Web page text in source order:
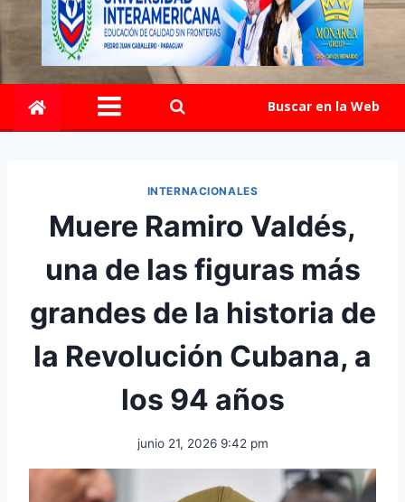
Buscar en la Web
INTERNACIONALES
Muere Ramiro Valdés,
una de las figuras más
grandes de la historia de
la Revolución Cubana, a
los 94 años
junio 21, 2026 9:42 pm